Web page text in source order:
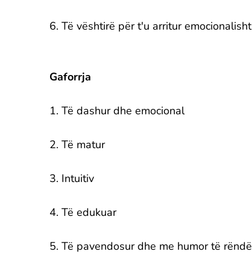
6. Të vështirë për t'u arritur emocionalisht
Gaforrja
1. Të dashur dhe emocional
2. Të matur
3. Intuitiv
4. Të edukuar
5. Të pavendosur dhe me humor të rëndë